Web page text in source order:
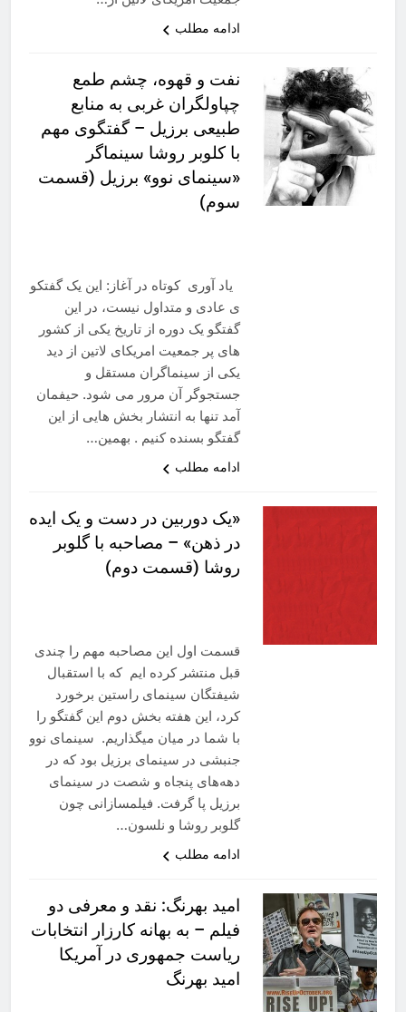
ادامه مطلب
نفت و قهوه، چشم طمع
چپاولگران غربی به منابع
طبیعی برزیل – گفتگوی مهم
با کلوبر روشا سینماگر
«سینمای نوو» برزیل (قسمت
سوم)
یاد آوری کوتاه در آغاز: این یک گفتکو
ی عادی و متداول نیست، در این
گفتگو یک دوره از تاریخ یکی از کشور
های پر جمعیت امریکای لاتین از دید
یکی از سینماگران مستقل و
جستجوگر آن مرور می شود. حیفمان
آمد تنها به انتشار بخش هایی از این
گفتگو بسنده کنیم . بهمین…
ادامه مطلب
«یک دوربین در دست و یک ایده
در ذهن» – مصاحبه با گلوبر
روشا (قسمت دوم)
قسمت اول این مصاحبه مهم را چندی
قبل منتشر کرده ایم که با استقبال
شیفتگان سینمای راستین برخورد
کرد، این هفته بخش دوم این گفتگو را
با شما در میان میگذاریم. سینمای نوو
جنبشی در سینمای برزیل بود که در
دهه‌های پنجاه و شصت در سینمای
برزیل پا گرفت. فیلمسازانی چون
گلوبر روشا و نلسون…
ادامه مطلب
امید بهرنگ: نقد و معرفی دو
فیلم – به بهانه کارزار انتخابات
ریاست جمهوری در آمریکا
امید بهرنگ